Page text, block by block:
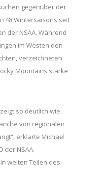
gegenüber der
48 Wintersaisons seit
der NSAA. Während
im Westen den
verzeichneten
Mountains starke
so deutlich wie
von regionalen
erklärte Michael
der NSAA.
weiten Teilen des